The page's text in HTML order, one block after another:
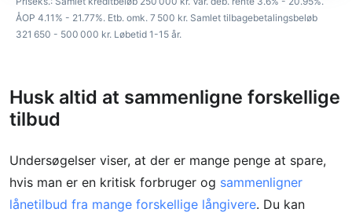
ÅOP 4.11% - 21.77%. Etb. omk. 7 500 kr. Samlet tilbagebetalingsbeløb
321 650 - 500 000 kr. Løbetid 1-15 år.
Husk altid at sammenligne forskellige
tilbud
Undersøgelser viser, at der er mange penge at spare,
hvis man er en kritisk forbruger og sammenligner
lånetilbud fra mange forskellige långivere. Du kan